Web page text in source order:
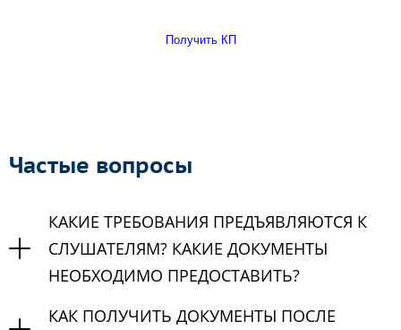
Получить КП
Частые вопросы
КАКИЕ ТРЕБОВАНИЯ ПРЕДЪЯВЛЯЮТСЯ К
СЛУШАТЕЛЯМ? КАКИЕ ДОКУМЕНТЫ
НЕОБХОДИМО ПРЕДОСТАВИТЬ?
КАК ПОЛУЧИТЬ ДОКУМЕНТЫ ПОСЛЕ